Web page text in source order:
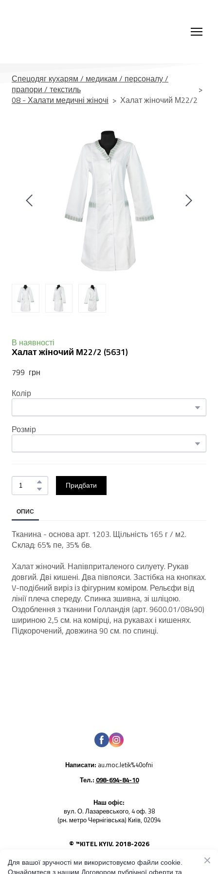
Спецодяг кухарям / медикам / персоналу /
прапори / текстиль
08 - Халати медичні жіночі
Халат жіночий М22/2
В наявності
Халат жіночий М22/2 (5631)
799  грн
Колір
Розмір
Придбати
ОПИС
Тканина - основа арт. 1203. Щільність 165 г / м2.
Склад: 65% пе, 35% бв.
Халат жіночий. Напівприталеного силуету. Рукав
довгий. Дві кишені. Два півпояси. Застібка на кнопках.
V-подібний виріз із фігурним коміром. Рельєфи від
лінії плеча спереду. Спинка зшивна, зі шліцою.
Оздоблення з тканини Голландія (арт. 9600.01/08490)
шириною 2,5 см. на комірці, на рукавах і кишенях.
Підкорочений, довжина 90 см. по спинці.
Написати: au.moc.letik%40ofni
Тел.: 098-694-84-10
Наш офіс:
вул. О. Лазаревського, 4 оф. 38
(рн. метро Чернігівська) Київ, 02094
© ™KITEL KYIV. 2018-2026
права на світлини належать KITEL KYIV
Для вашої зручності ми використовуємо файли cookie.
Ознайомтеся з нашим Договором публічної оферти та